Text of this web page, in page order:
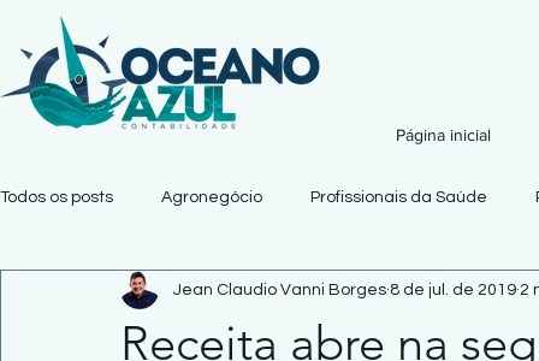
Página inicial
Todos os posts Agronegócio Profissionais da Saúde
Receita abre na
Jean Claudio Vanni Borges 8 de jul. de 2019 2